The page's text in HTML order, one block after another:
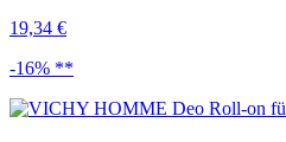
19,34 €
-16% **